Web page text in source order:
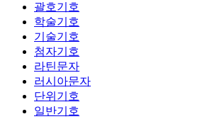
괄호기호
학술기호
기술기호
첨자기호
라틴문자
러시아문자
단위기호
일반기호